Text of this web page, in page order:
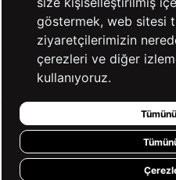
KATEGORİLER
YARDIM
BİZE ULAŞIN
göstermek, web sitesi
ziyaretçilerimizin
çerezleri ve diğer
kullanıyoruz.